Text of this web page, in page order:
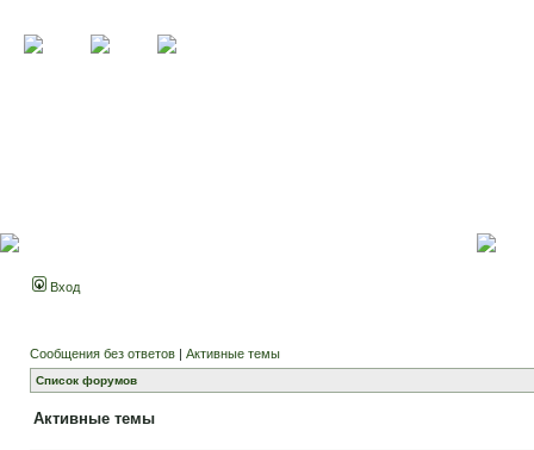
Вход
Сообщения без ответов | Активные темы
Список форумов
Активные темы